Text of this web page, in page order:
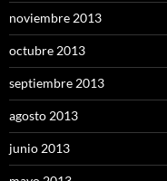
noviembre 2013
octubre 2013
septiembre 2013
agosto 2013
junio 2013